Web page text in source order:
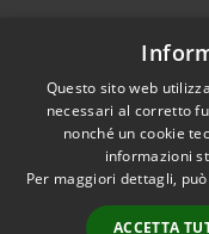
RSS
Accessibilità
Cookie
Mappa del sito
Questo sito web
necessari al corretto
nonché un cookie
informazioni
Per maggiori dettagli,
ACCETTA